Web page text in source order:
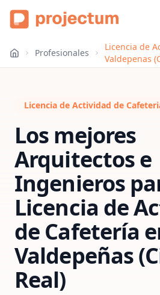
Profesionales
Licencia de
Valdepenas
Licencia de Actividad de
Los mejores
Arquitectos e
Ingenieros
Licencia de
de Cafetería
Valdepeñas
Real)